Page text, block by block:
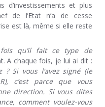
d’investissements et plus
de l’Etat n’a de cesse
est là, même si elle reste
qu’il fait ce type de
A chaque fois, je lui ai dit :
? Si vous l’avez signé (le
c’est parce que vous
direction. Si vous dites
comment voulez-vous